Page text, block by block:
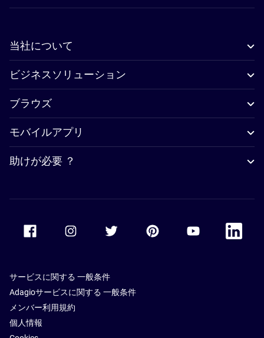
当社について
ビジネスソリューション
ブラウズ
モバイルアプリ
助けが必要 ？
Accor Youtube
Accor
サービスに関する 一般条件
Adagioサービスに関する 一般条件
メンバー利用規約
個人情報